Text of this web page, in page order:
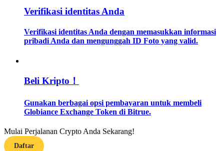
Pelajari cara untuk tetap menghasilkan keuntungan
Verifikasi identitas Anda
Verifikasi identitas Anda dengan memasukkan informasi
pribadi Anda dan mengunggah ID Foto yang valid.
Beli Kripto！
Gunakan berbagai opsi pembayaran untuk membeli
Globiance Exchange Token di Bitrue.
Mulai Perjalanan Crypto Anda Sekarang!
Daftar